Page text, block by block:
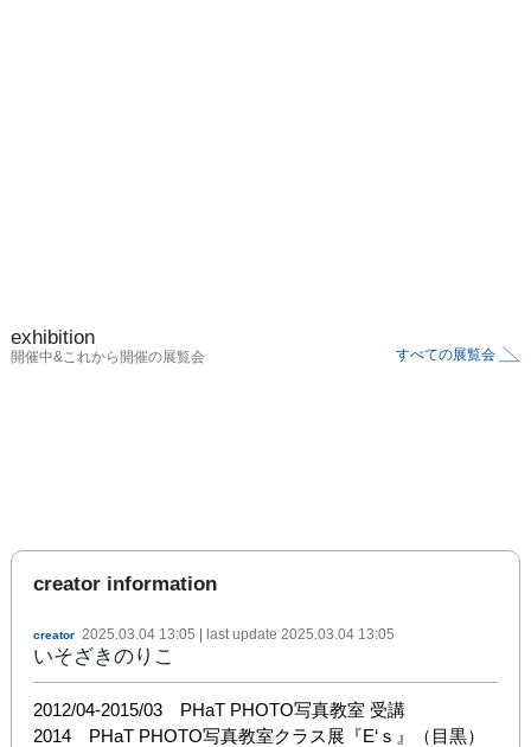
exhibition
開催中&これから開催の展覧会 すべての展覧会
creator information
creator 2025.03.04 13:05 | last update 2025.03.04 13:05
いそざきのりこ
2012/04-2015/03　PHaT PHOTO写真教室 受講
2014　PHaT PHOTO写真教室クラス展『E‘ｓ』（目黒）